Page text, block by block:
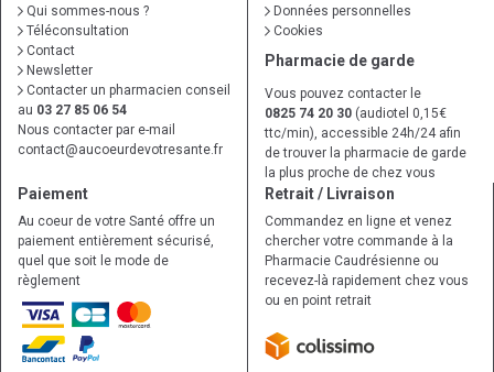
Qui sommes-nous ?
Téléconsultation
Contact
Newsletter
Contacter un pharmacien conseil
au 03 27 85 06 54
Nous contacter par e-mail
contact@aucoeurdevotresante.fr
Données personnelles
Cookies
Pharmacie de garde
Vous pouvez contacter le
0825 74 20 30 (audiotel 0,15€
ttc/min), accessible 24h/24 afin
de trouver la pharmacie de garde
la plus proche de chez vous
Paiement
Au coeur de votre Santé offre un
paiement entièrement sécurisé,
quel que soit le mode de
règlement
Retrait / Livraison
Commandez en ligne et venez
chercher votre commande à la
Pharmacie Caudrésienne ou
recevez-là rapidement chez vous
ou en point retrait